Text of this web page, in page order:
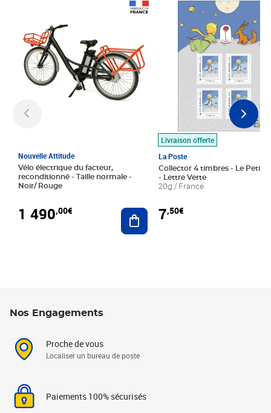
Nouvelle Attitude
Vélo électrique du facteur,
reconditionné - Taille normale -
Noir/ Rouge
1 490,00€ Ajouter au panier
Livraison offerte
La Poste
Collector 4 timbres - Le Petit
- Lettre Verte
20g / France
7,50€
Prix 7,50€
Nos Engagements
Proche de vous
Localiser un bureau de poste
Paiements 100% sécurisés